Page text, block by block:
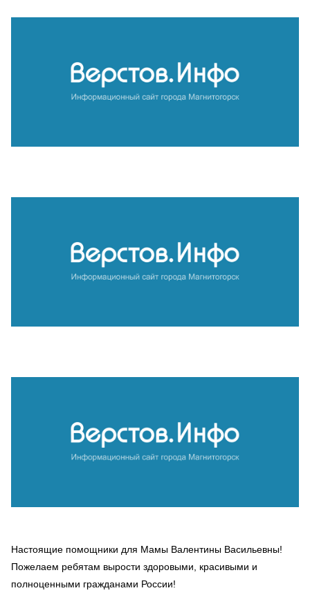
Настоящие помощники для Мамы Валентины Васильевны!
Пожелаем ребятам вырости здоровыми, красивыми и
полноценными гражданами России!